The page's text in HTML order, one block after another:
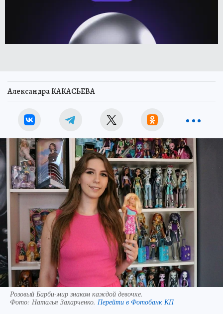
Александра КАКАСЬЕВА
Розовый Барби-мир знаком каждой девочке.
Фото: Наталья Захарченко. Перейти в Фотобанк КП